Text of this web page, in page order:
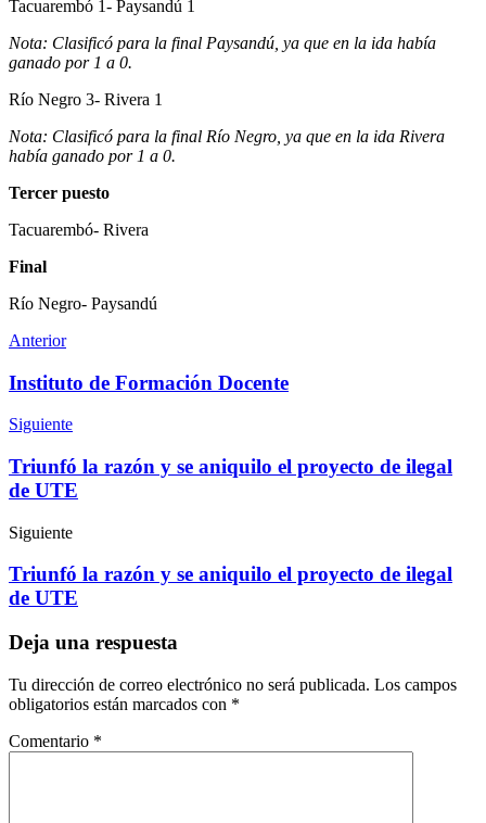
Tacuarembó 1- Paysandú 1
Nota: Clasificó para la final Paysandú, ya que en la ida había
ganado por 1 a 0.
Río Negro 3- Rivera 1
Nota: Clasificó para la final Río Negro, ya que en la ida Rivera
había ganado por 1 a 0.
Tercer puesto
Tacuarembó- Rivera
Final
Río Negro- Paysandú
Anterior
Instituto de Formación Docente
Siguiente
Triunfó la razón y se aniquilo el proyecto de ilegal
de UTE
Siguiente
Triunfó la razón y se aniquilo el proyecto de ilegal
de UTE
Deja una respuesta
Tu dirección de correo electrónico no será publicada. Los campos
obligatorios están marcados con *
Comentario *